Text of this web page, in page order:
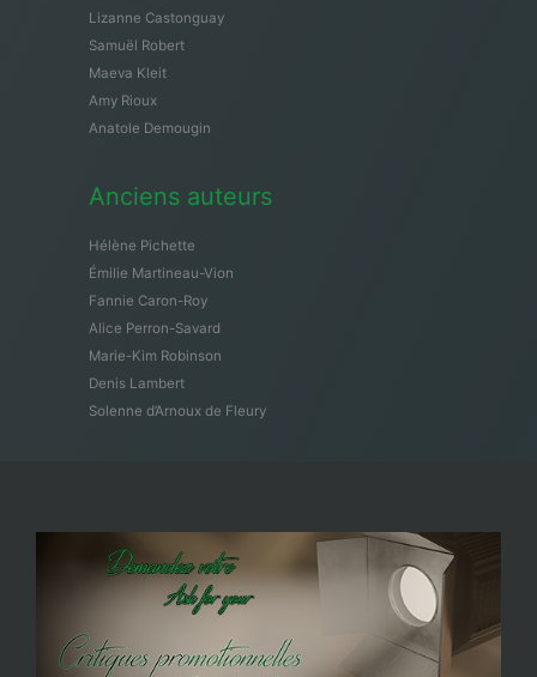
Lizanne Castonguay
Samuël Robert
Maeva Kleit
Amy Rioux
Anatole Demougin
Anciens auteurs
Hélène Pichette
Émilie Martineau-Vion
Fannie Caron-Roy
Alice Perron-Savard
Marie-Kim Robinson
Denis Lambert
Solenne d’Arnoux de Fleury